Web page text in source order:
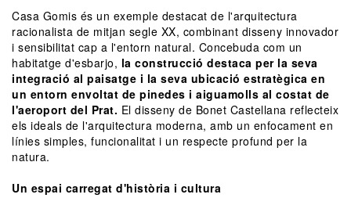
Casa Gomis és un exemple destacat de l'arquitectura
racionalista de mitjan segle XX, combinant disseny innovador
i sensibilitat cap a l'entorn natural. Concebuda com un
habitatge d'esbarjo, la construcció destaca per la seva
integració al paisatge i la seva ubicació estratègica en
un entorn envoltat de pinedes i aiguamolls al costat de
l'aeroport del Prat. El disseny de Bonet Castellana reflecteix
els ideals de l'arquitectura moderna, amb un enfocament en
línies simples, funcionalitat i un respecte profund per la
natura.
Un espai carregat d'història i cultura